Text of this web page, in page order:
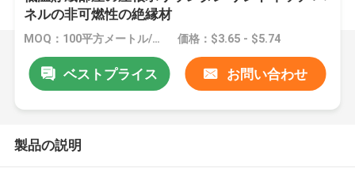
ネルの非可燃性の絶縁材
MOQ：100平方メートル/平方メートル 価格：$3.65 - $5.74
ベストプライス お問い合わせ
製品の説明